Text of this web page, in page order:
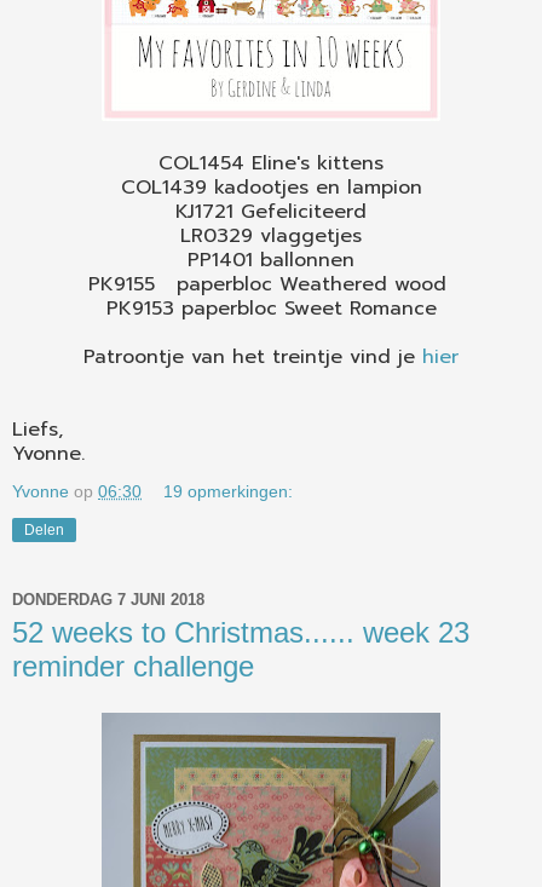
COL1454 Eline's kittens
COL1439 kadootjes en lampion
KJ1721 Gefeliciteerd
LR0329 vlaggetjes
PP1401 ballonnen
PK9155 paperbloc Weathered wood
PK9153 paperbloc Sweet Romance
Patroontje van het treintje vind je hier
Liefs,
Yvonne.
Yvonne op 06:30 19 opmerkingen:
Delen
DONDERDAG 7 JUNI 2018
52 weeks to Christmas...... week 23
reminder challenge